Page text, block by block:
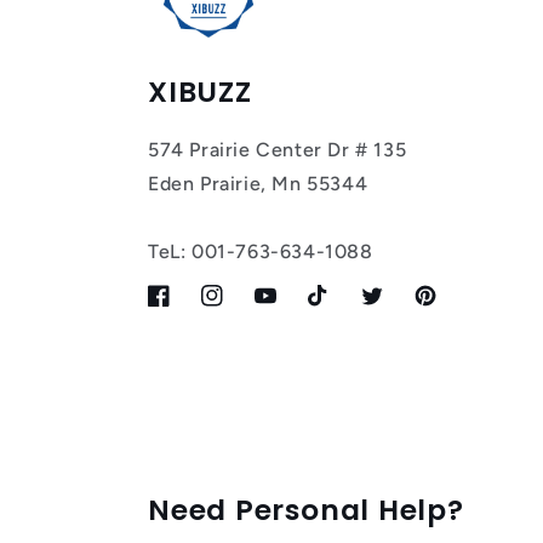
XIBUZZ
574 Prairie Center Dr # 135
Eden Prairie, Mn 55344
TeL: 001-763-634-1088
FacebookInstagramYouTubeTikTok TwitterPinterest
Need Personal Help?